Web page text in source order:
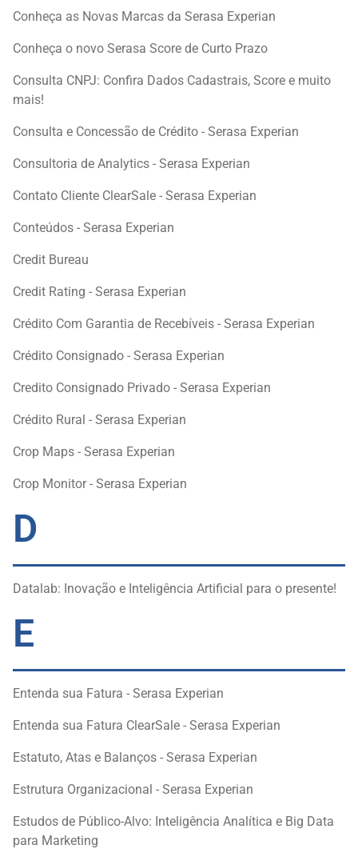
Conheça as Novas Marcas da Serasa Experian
Conheça o novo Serasa Score de Curto Prazo
Consulta CNPJ: Confira Dados Cadastrais, Score e muito
mais!
Consulta e Concessão de Crédito - Serasa Experian
Consultoria de Analytics - Serasa Experian
Contato Cliente ClearSale - Serasa Experian
Conteúdos - Serasa Experian
Credit Bureau
Credit Rating - Serasa Experian
Crédito Com Garantia de Recebíveis - Serasa Experian
Crédito Consignado - Serasa Experian
Credito Consignado Privado - Serasa Experian
Crédito Rural - Serasa Experian
Crop Maps - Serasa Experian
Crop Monitor - Serasa Experian
D
Datalab: Inovação e Inteligência Artificial para o presente!
E
Entenda sua Fatura - Serasa Experian
Entenda sua Fatura ClearSale - Serasa Experian
Estatuto, Atas e Balanços - Serasa Experian
Estrutura Organizacional - Serasa Experian
Estudos de Público-Alvo: Inteligência Analítica e Big Data
para Marketing